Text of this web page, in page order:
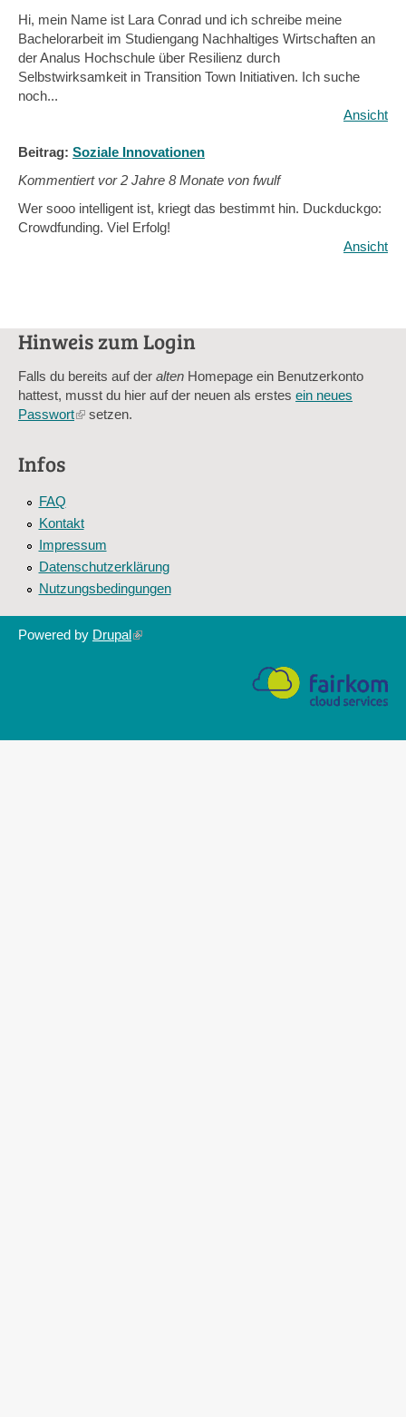
Hi, mein Name ist Lara Conrad und ich schreibe meine
Bachelorarbeit im Studiengang Nachhaltiges Wirtschaften an
der Analus Hochschule über Resilienz durch
Selbstwirksamkeit in Transition Town Initiativen. Ich suche
noch...
Ansicht
Beitrag: Soziale Innovationen
Kommentiert vor2 Jahre 8 Monate von fwulf
Wer sooo intelligent ist, kriegt das bestimmt hin. Duckduckgo:
Crowdfunding. Viel Erfolg!
Ansicht
Hinweis zum Login
Falls du bereits auf der alten Homepage ein Benutzerkonto
hattest, musst du hier auf der neuen als erstes ein neues
Passwort(linksetzen.
Infos
FAQ
Kontakt
Impressum
Datenschutzerklärung
Nutzungsbedingungen
Powered by Drupal(link